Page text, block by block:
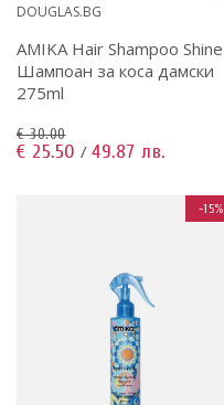
DOUGLAS.BG
AMIKA Hair Shampoo Shine
Шампоан за коса дамски
275ml
€ 30.00
€ 25.50 / 49.87 лв.
-15%